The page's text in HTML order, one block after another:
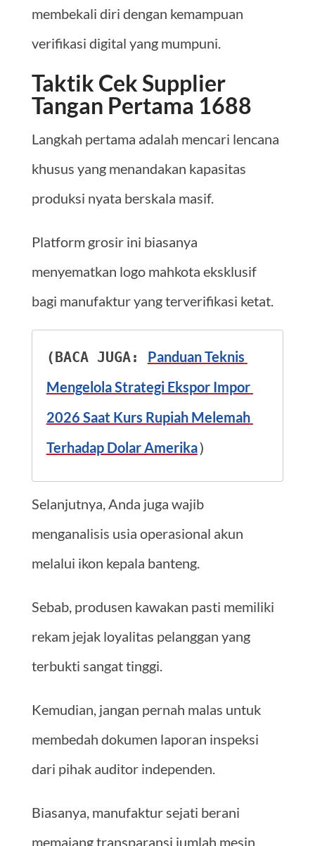
membekali diri dengan kemampuan
verifikasi digital yang mumpuni.
Taktik Cek Supplier
Tangan Pertama 1688
Langkah pertama adalah mencari lencana
khusus yang menandakan kapasitas
produksi nyata berskala masif.
Platform grosir ini biasanya
menyematkan logo mahkota eksklusif
bagi manufaktur yang terverifikasi ketat.
(BACA JUGA: Panduan Teknis
Mengelola Strategi Ekspor Impor
2026 Saat Kurs Rupiah Melemah
Terhadap Dolar Amerika)
Selanjutnya, Anda juga wajib
menganalisis usia operasional akun
melalui ikon kepala banteng.
Sebab, produsen kawakan pasti memiliki
rekam jejak loyalitas pelanggan yang
terbukti sangat tinggi.
Kemudian, jangan pernah malas untuk
membedah dokumen laporan inspeksi
dari pihak auditor independen.
Biasanya, manufaktur sejati berani
memajang transparansi jumlah mesin